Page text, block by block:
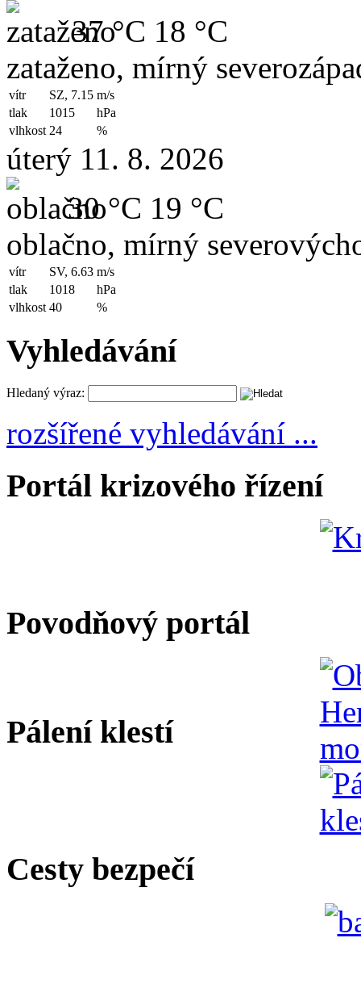
37 °C 18 °C
zataženo, mírný
vítr SZ, 7.15 m/s
tlak
1015
hPa
vlhkost 24 %
úterý 11. 8. 2026
30 °C 19 °C
oblačno, mírný
vítr SV, 6.63 m/s
tlak
1018
hPa
vlhkost 40 %
Vyhledávání
Hledaný výraz:
rozšířené vyhledávání ...
Portál krizového řízení
Povodňový portál
Pálení klestí
Cesty bezpečí